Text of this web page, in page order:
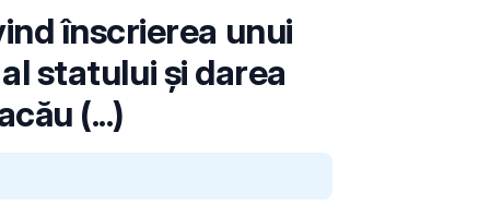
înscrierea unui
statului și darea
(...)